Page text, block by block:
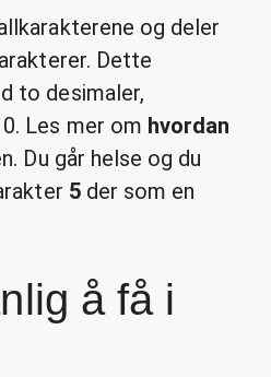
og deler
Dette
to desimaler,
Les mer om hvordan
Du går helse og du
5der som en
å få i